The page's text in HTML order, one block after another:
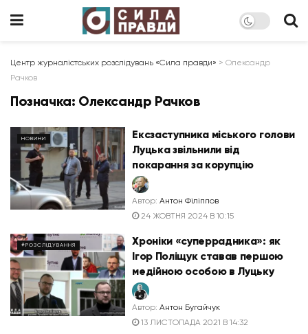
Центр журналістських розслідувань «Сила правди» > Олександр
Рачков
Позначка: Олександр Рачков
НОВИНИ
Ексзаступника міського голови
Луцька звільнили від
покарання за корупцію
Автор: Антон Філіппов
24 ЖОВТНЯ 2024 В 10:15
#РОЗСЛІДУВАННЯ
Хроніки «суперрадника»: як
Ігор Поліщук ставав першою
медійною особою в Луцьку
Автор: Антон Бугайчук
13 ЛИСТОПАДА 2021 В 14:32